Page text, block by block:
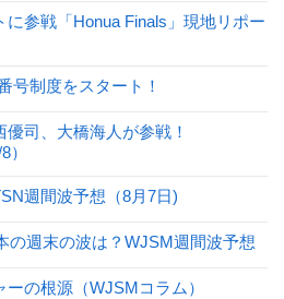
参戦「Honua Finals」現地リポー
号制度をスタート！
司、大橋海人が参戦！
週間波予想（8月7日)
の週末の波は？WJSM週間波予想
の根源（WJSMコラム）